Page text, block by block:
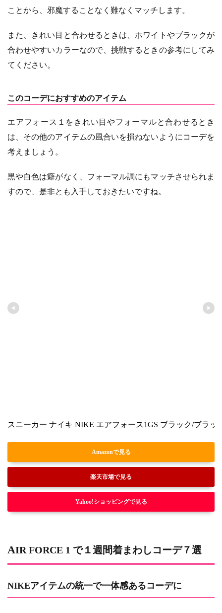
ことから、邪魔することなく難なくマッチします。
また、きれい目と合わせるときは、ホワイトやブラックが
合わせやすいカラーなので、挑戦するときの参考にしてみ
てください。
このコーデにおすすめのアイテム
エアフォース１をきれい目やフォーマルと合わせるとき
は、その他のアイテムの風合いを損ねないようにコーデを
考えましょう。
黒や白色は癖がなく、フォーマル調にもマッチさせられま
すので、是非とも入手しておきたいですね。
スニーカー ナイキ NIKE エアフォース1GS ブラック/ブラ
Amazonで見る
楽天市場で見る
Yahoo!ショッピングで見る
AIR FORCE 1 で１週間着まわしコーデ７選
NIKEアイテムの統一で一体感あるコーデに